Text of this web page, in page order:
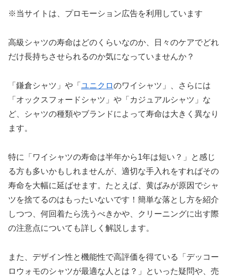
※当サイトは、プロモーション広告を利用しています
高級シャツの寿命はどのくらいなのか、日々のケアでどれ
だけ長持ちさせられるのか気になっていませんか？
「鎌倉シャツ」や「 ユニクロのワイシャツ」、さらには
「オックスフォードシャツ」や「カジュアルシャツ」な
ど、シャツの種類やブランドによって寿命は大きく異なり
ます。
特に「ワイシャツの寿命は半年から1年は短い？」と感じ
る方も多いかもしれませんが、適切な手入れをすればその
寿命を大幅に延ばせます。たとえば、黄ばみが原因でシャ
ツを捨てるのはもったいないです！簡単な落とし方を紹介
しつつ、何回着たら洗うべきかや、クリーニングに出す際
の注意点についても詳しく解説します。
また、デザイン性と機能性で高評価を得ている「デッコー
ロウォモのシャツが最適な人とは？」といった疑問や、売